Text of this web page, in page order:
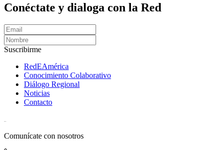
Conéctate y dialoga con la Red
Suscribirme
RedEAmérica
Conocimiento Colaborativo
Diálogo Regional
Noticias
Contacto
Comunícate con nosotros